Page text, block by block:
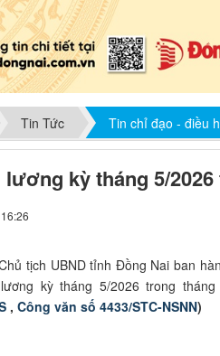
Tin Tức Tin chỉ đạo - điều
kỳ tháng 5/
tịch UBND tỉnh Đồng Nai ban
kỳ tháng 5/2026 trong tháng
, Công văn số 4433/STC-NSNN)